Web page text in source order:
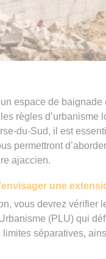
espace de
règles
du-Sud, il est
permettront
ajaccien.
une
vous devrez vérifier
(PLU) qui
séparatives,